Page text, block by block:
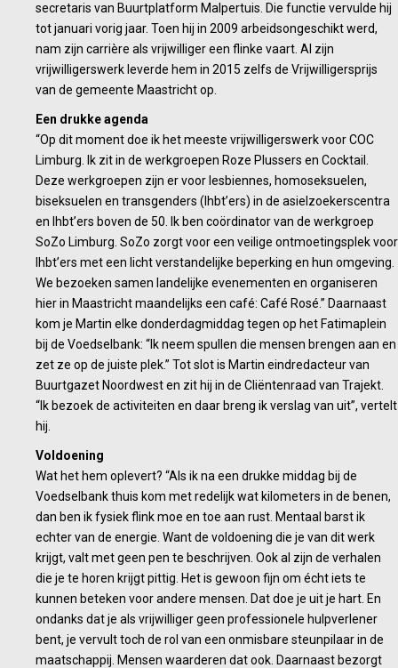
secretaris van Buurtplatform Malpertuis. Die functie vervulde hij
tot januari vorig jaar. Toen hij in 2009 arbeidsongeschikt werd,
nam zijn carrière als vrijwilliger een flinke vaart. Al zijn
vrijwilligerswerk leverde hem in 2015 zelfs de Vrijwilligersprijs
van de gemeente Maastricht op.
Een drukke agenda
“Op dit moment doe ik het meeste vrijwilligerswerk voor COC
Limburg. Ik zit in de werkgroepen Roze Plussers en Cocktail.
Deze werkgroepen zijn er voor lesbiennes, homoseksuelen,
biseksuelen en transgenders (lhbt’ers) in de asielzoekerscentra
en lhbt’ers boven de 50. Ik ben coördinator van de werkgroep
SoZo Limburg. SoZo zorgt voor een veilige ontmoetingsplek voor
lhbt’ers met een licht verstandelijke beperking en hun omgeving.
We bezoeken samen landelijke evenementen en organiseren
hier in Maastricht maandelijks een café: Café Rosé.” Daarnaast
kom je Martin elke donderdagmiddag tegen op het Fatimaplein
bij de Voedselbank: “Ik neem spullen die mensen brengen aan en
zet ze op de juiste plek.” Tot slot is Martin eindredacteur van
Buurtgazet Noordwest en zit hij in de Cliëntenraad van Trajekt.
“Ik bezoek de activiteiten en daar breng ik verslag van uit”, vertelt
hij.
Voldoening
Wat het hem oplevert? “Als ik na een drukke middag bij de
Voedselbank thuis kom met redelijk wat kilometers in de benen,
dan ben ik fysiek flink moe en toe aan rust. Mentaal barst ik
echter van de energie. Want de voldoening die je van dit werk
krijgt, valt met geen pen te beschrijven. Ook al zijn de verhalen
die je te horen krijgt pittig. Het is gewoon fijn om écht iets te
kunnen beteken voor andere mensen. Dat doe je uit je hart. En
ondanks dat je als vrijwilliger geen professionele hulpverlener
bent, je vervult toch de rol van een onmisbare steunpilaar in de
maatschappij. Mensen waarderen dat ook. Daarnaast bezorgt